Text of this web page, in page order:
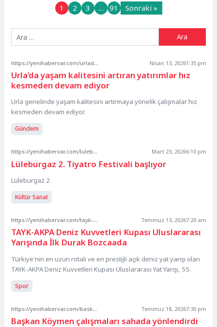
etmelerini sağlayan kültür sanat
geçirdiği Halk Dansları Topluluğu,
yaklaşık bir...
1 2 3 … 91 Sonraki »
https://yenihabervar.com/urlada-yasam-kalitesini-artiran-yatirimlar-hiz-kesmeden-devam-ediyor/ Nisan 13, 20261:35 pm
Urla’da yaşam kalitesini artıran yatırımlar hız
kesmeden devam ediyor
Urla genelinde yaşam kalitesini artırmaya yönelik çalışmalar hız
kesmeden devam ediyor.
Gündem
https://yenihabervar.com/luleburgaz-2-tiyatro-festivali-basliyor/ Mart 23, 20266:10 pm
Lüleburgaz 2. Tiyatro Festivali başlıyor
Lüleburgaz 2.
Kültür Sanat
https://yenihabervar.com/tayk-akpa-deniz-kuvvetleri-kupasi-uluslararasi-yarisinda-ilk-durak-bozcaada/ Temmuz 13, 20267:20 am
TAYK-AKPA Deniz Kuvvetleri Kupası Uluslararası
Yarışında İlk Durak Bozcaada
Türkiye'nin en uzun rotalı ve en prestijli açık deniz yat yarışı olan
TAYK-AKPA Deniz Kuvvetleri Kupası Uluslararası Yat Yarışı, 55.
Spor
https://yenihabervar.com/baskan-koymen-calismalari-sahada-yonlendirdi/ Temmuz 18, 20267:30 pm
Başkan Köymen çalışmaları sahada yönlendirdi